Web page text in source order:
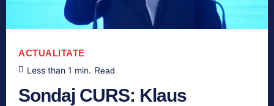
ACTUALITATE
Less than 1 min. Read
Sondaj CURS: Klaus